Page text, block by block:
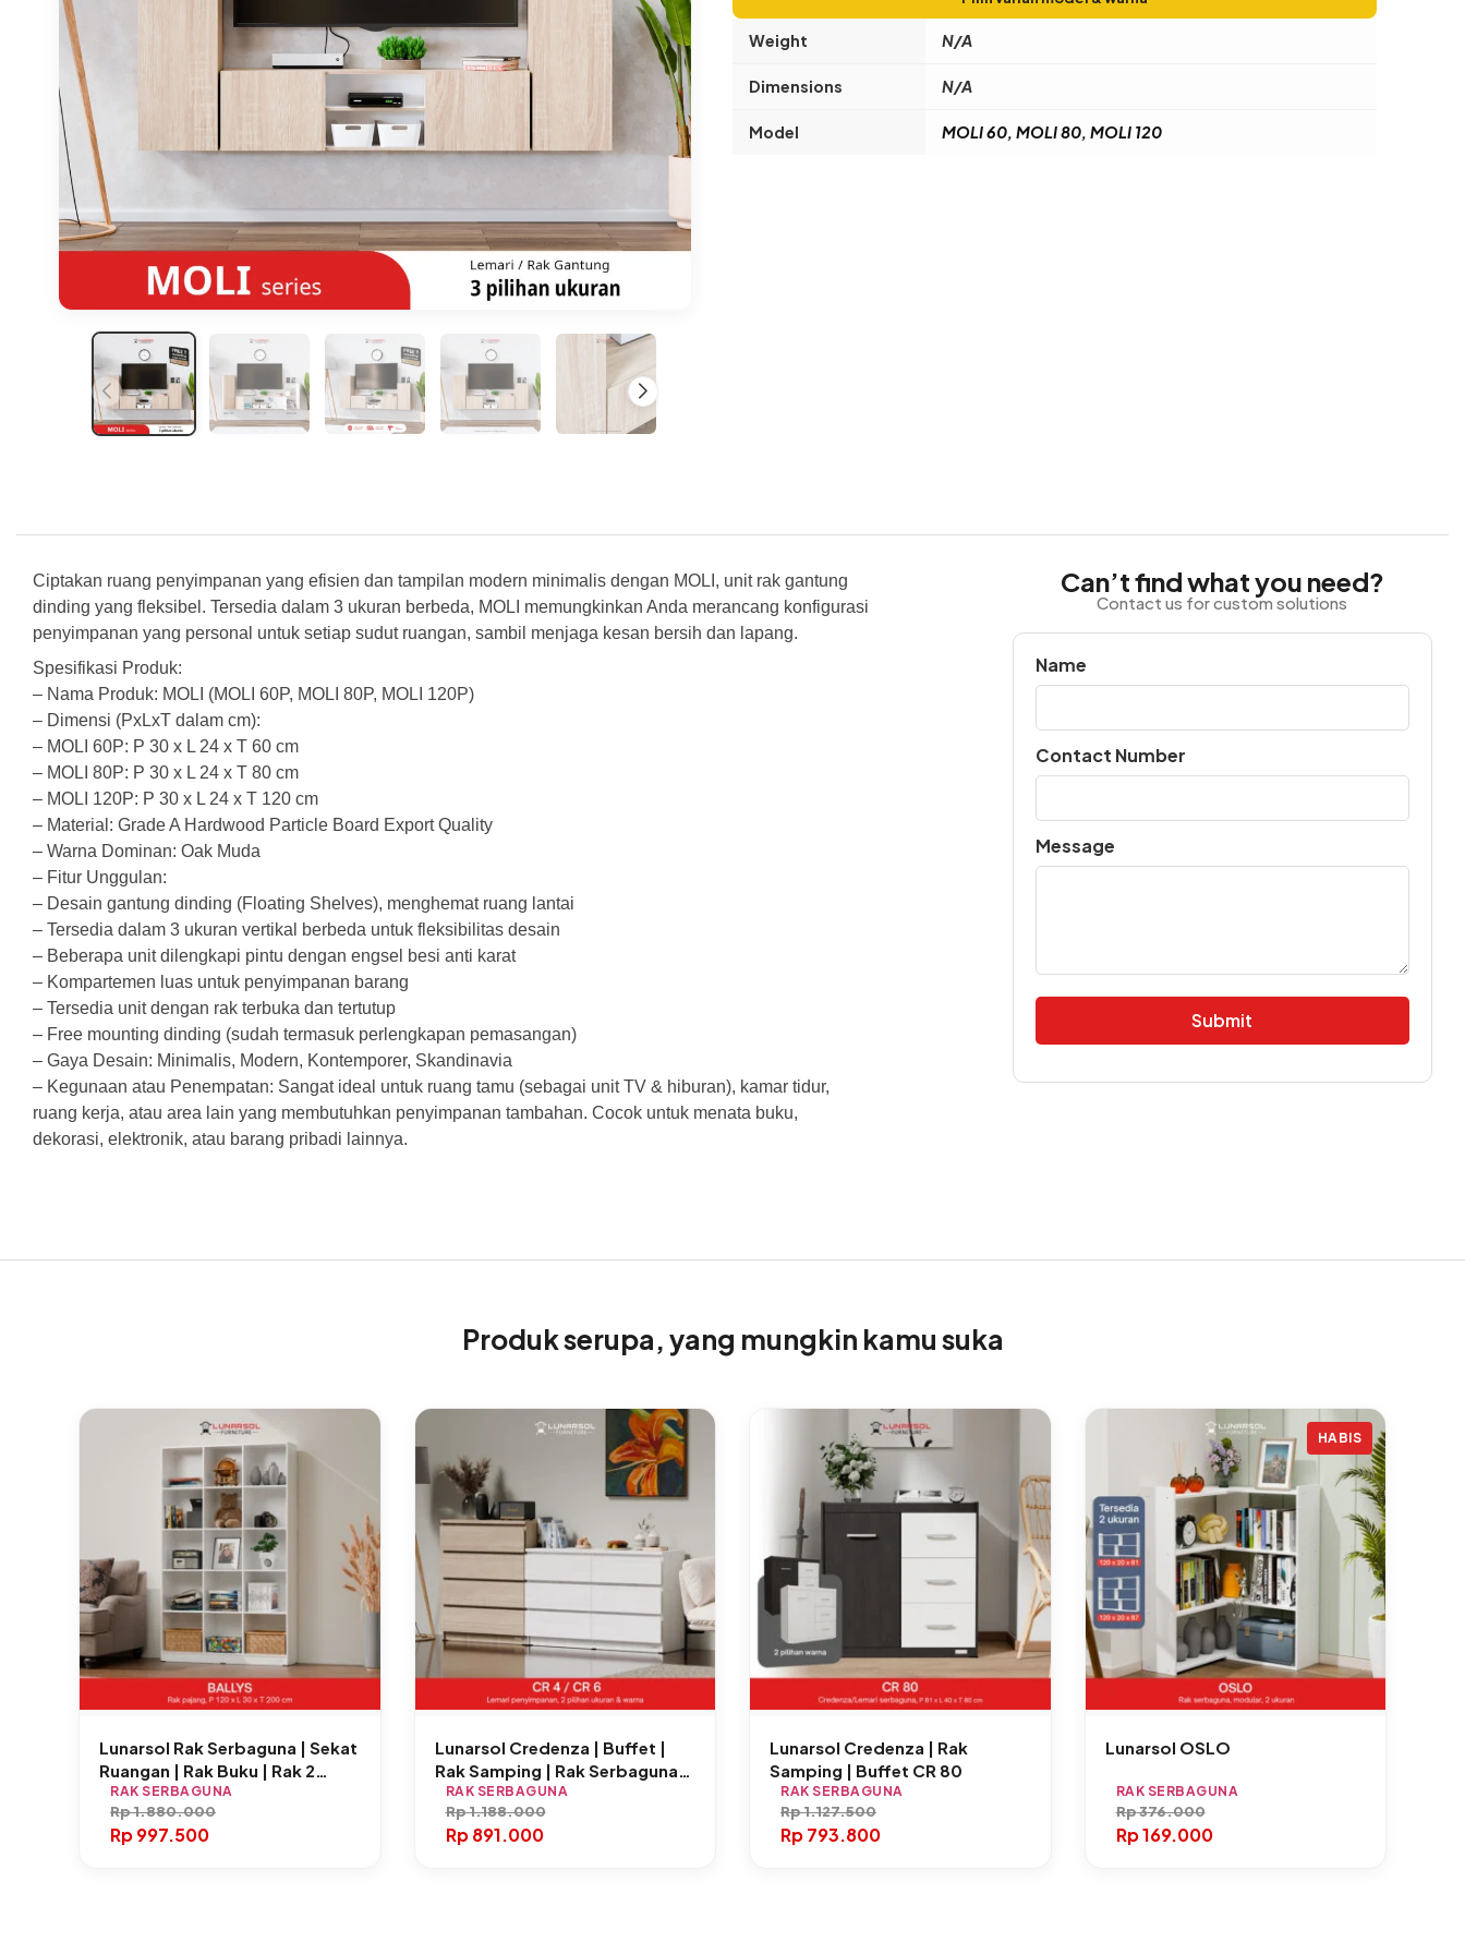
Weight N/A
Dimensions N/A
Model MOLI 60, MOLI 80, MOLI 120
Ciptakan ruang penyimpanan yang efisien dan tampilan modern minimalis dengan MOLI, unit rak gantung
dinding yang fleksibel. Tersedia dalam 3 ukuran berbeda, MOLI memungkinkan Anda merancang konfigurasi
penyimpanan yang personal untuk setiap sudut ruangan, sambil menjaga kesan bersih dan lapang.
Spesifikasi Produk:
– Nama Produk: MOLI (MOLI 60P, MOLI 80P, MOLI 120P)
– Dimensi (PxLxT dalam cm):
– MOLI 60P: P 30 x L 24 x T 60 cm
– MOLI 80P: P 30 x L 24 x T 80 cm
– MOLI 120P: P 30 x L 24 x T 120 cm
– Material: Grade A Hardwood Particle Board Export Quality
– Warna Dominan: Oak Muda
– Fitur Unggulan:
– Desain gantung dinding (Floating Shelves), menghemat ruang lantai
– Tersedia dalam 3 ukuran vertikal berbeda untuk fleksibilitas desain
– Beberapa unit dilengkapi pintu dengan engsel besi anti karat
– Kompartemen luas untuk penyimpanan barang
– Tersedia unit dengan rak terbuka dan tertutup
– Free mounting dinding (sudah termasuk perlengkapan pemasangan)
– Gaya Desain: Minimalis, Modern, Kontemporer, Skandinavia
– Kegunaan atau Penempatan: Sangat ideal untuk ruang tamu (sebagai unit TV & hiburan), kamar tidur,
ruang kerja, atau area lain yang membutuhkan penyimpanan tambahan. Cocok untuk menata buku,
dekorasi, elektronik, atau barang pribadi lainnya.
Can’t find what you need?
Contact us for custom solutions
Name
Contact Number
Message
Produk serupa, yang mungkin kamu suka
Lunarsol Rak Serbaguna | Sekat
Ruangan | Rak Buku | Rak 2
Meter | BALLYS
RAK SERBAGUNA
Rp1.880.000
Rp997.500
Lunarsol Credenza | Buffet |
Rak Samping | Rak Serbaguna
CR 4 & CR 6
RAK SERBAGUNA
Rp1.188.000
Rp891.000
Lunarsol Credenza | Rak
Samping | Buffet CR 80
RAK SERBAGUNA
Rp1.127.500
Rp793.800
HABIS
Lunarsol OSLO
RAK SERBAGUNA
Rp376.000
Rp169.000